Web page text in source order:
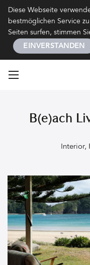
Diese Webseite
bestmöglichen Service
Seiten surfen, stimmen
EINVERSTANDEN
B(e)ach
Interior,